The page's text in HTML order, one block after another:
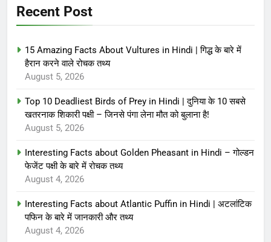
Recent Post
15 Amazing Facts About Vultures in Hindi | गिद्ध के बारे में
हैरान करने वाले रोचक तथ्य
August 5, 2026
Top 10 Deadliest Birds of Prey in Hindi | दुनिया के 10 सबसे
खतरनाक शिकारी पक्षी – जिनसे पंगा लेना मौत को बुलाना है!
August 5, 2026
Interesting Facts about Golden Pheasant in Hindi – गोल्डन
फेजेंट पक्षी के बारे में रोचक तथ्य
August 4, 2026
Interesting Facts about Atlantic Puffin in Hindi | अटलांटिक
पफिन के बारे में जानकारी और तथ्य
August 4, 2026